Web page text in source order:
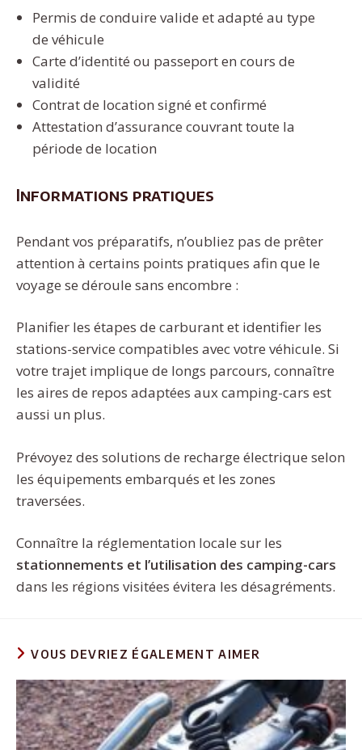
Permis de conduire valide et adapté au type
de véhicule
Carte d’identité ou passeport en cours de
validité
Contrat de location signé et confirmé
Attestation d’assurance couvrant toute la
période de location
Informations pratiques
Pendant vos préparatifs, n’oubliez pas de prêter
attention à certains points pratiques afin que le
voyage se déroule sans encombre :
Planifier les étapes de carburant et identifier les
stations-service compatibles avec votre véhicule. Si
votre trajet implique de longs parcours, connaître
les aires de repos adaptées aux camping-cars est
aussi un plus.
Prévoyez des solutions de recharge électrique selon
les équipements embarqués et les zones
traversées.
Connaître la réglementation locale sur les
stationnements et l’utilisation des camping-cars
dans les régions visitées évitera les désagréments.
VOUS DEVRIEZ ÉGALEMENT AIMER